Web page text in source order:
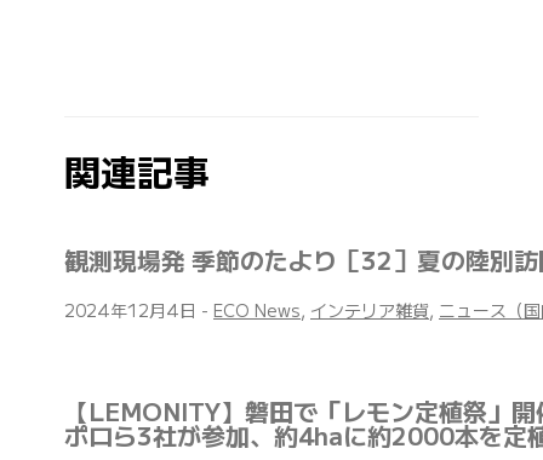
関連記事
観測現場発 季節のたより［32］夏の陸別
2024年12月4日 - ECO News, インテリア雑貨, ニュース（
【LEMONITY】磐田で「レモン定植祭」
ポロら3社が参加、約4haに約2000本を定